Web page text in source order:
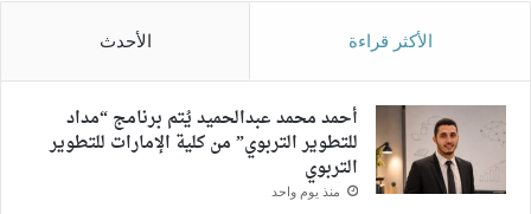
الأكثر قراءة الأحدث
أحمد محمد عبدالحميد يُتم برنامج “مداد
للتطوير التربوي” من كلية الإمارات للتطوير
التربوي
منذ يوم واحد